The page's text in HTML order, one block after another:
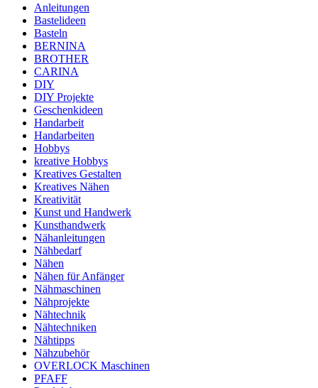
Anleitungen
Bastelideen
Basteln
BERNINA
BROTHER
CARINA
DIY
DIY Projekte
Geschenkideen
Handarbeit
Handarbeiten
Hobbys
kreative Hobbys
Kreatives Gestalten
Kreatives Nähen
Kreativität
Kunst und Handwerk
Kunsthandwerk
Nähanleitungen
Nähbedarf
Nähen
Nähen für Anfänger
Nähmaschinen
Nähprojekte
Nähtechnik
Nähtechniken
Nähtipps
Nähzubehör
OVERLOCK Maschinen
PFAFF